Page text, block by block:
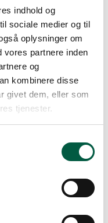
indhold og
sociale medier og til
oplysninger om
vores partnere inden
og
kombinere disse
givet dem, eller som
tjenester.
er fuldt
indhold,
et fysisk
er